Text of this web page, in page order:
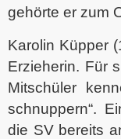
gehörte er zum
Karolin Küpper
Erzieherin. Für
Mitschüler
schnuppern“.
die SV bereits